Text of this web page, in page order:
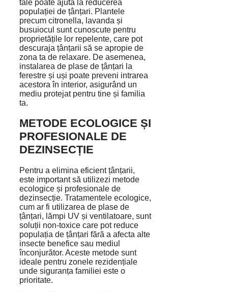
tale poate ajuta la reducerea
populației de țânțari. Plantele
precum citronella, lavanda și
busuiocul sunt cunoscute pentru
proprietățile lor repelente, care pot
descuraja țânțarii să se apropie de
zona ta de relaxare. De asemenea,
instalarea de plase de țânțari la
ferestre și uși poate preveni intrarea
acestora în interior, asigurând un
mediu protejat pentru tine și familia
ta.
METODE ECOLOGICE ȘI
PROFESIONALE DE
DEZINSECȚIE
Pentru a elimina eficient țânțarii,
este important să utilizezi metode
ecologice și profesionale de
dezinsecție. Tratamentele ecologice,
cum ar fi utilizarea de plase de
țânțari, lămpi UV și ventilatoare, sunt
soluții non-toxice care pot reduce
populația de țânțari fără a afecta alte
insecte benefice sau mediul
înconjurător. Aceste metode sunt
ideale pentru zonele rezidențiale
unde siguranța familiei este o
prioritate.